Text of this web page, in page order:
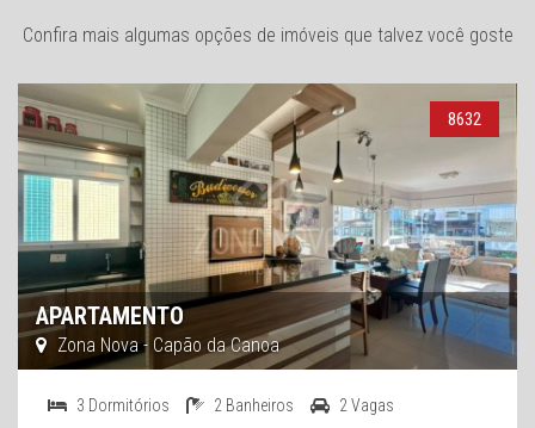
Confira mais algumas opções de imóveis que talvez você goste
8632
APARTAMENTO
Zona Nova - Capão da Canoa
3 Dormitórios 2 Banheiros 2 Vagas